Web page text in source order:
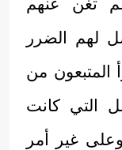
لهم الضرر
المتبعون من
التي كانت
وعلى غير أمر